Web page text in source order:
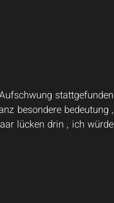
stattgefunden
besondere bedeutung ,
lücken drin , ich würde